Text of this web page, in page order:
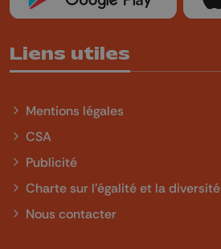
Liens utiles
Mentions légales
CSA
Publicité
Charte sur l'égalité et la diversité
Nous contacter